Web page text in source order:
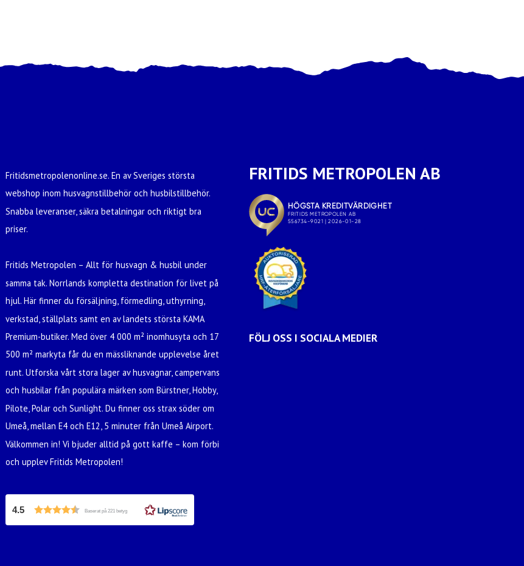
Fritidsmetropolenonline.se. En av Sveriges största
webshop inom husvagnstillbehör och husbilstillbehör.
Snabba leveranser, säkra betalningar och riktigt bra
priser.
Fritids Metropolen – Allt för husvagn & husbil under
samma tak. Norrlands kompletta destination för livet på
hjul. Här finner du försäljning, förmedling, uthyrning,
verkstad, ställplats samt en av landets största KAMA
Premium-butiker. Med över 4 000 m² inomhusyta och 17
500 m² markyta får du en mässliknande upplevelse året
runt. Utforska vårt stora lager av husvagnar, campervans
och husbilar från populära märken som Bürstner, Hobby,
Pilote, Polar och Sunlight. Du finner oss strax söder om
Umeå, mellan E4 och E12, 5 minuter från Umeå Airport.
Välkommen in! Vi bjuder alltid på gott kaffe – kom förbi
och upplev Fritids Metropolen!
4.5 Baserat på 221 betyg
FRITIDS METROPOLEN AB
FÖLJ OSS I SOCIALA MEDIER